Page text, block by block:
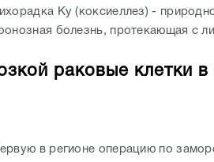
Ку (коксиеллез) -
болезнь, протекающая с
раковые клетки в
в регионе операцию по